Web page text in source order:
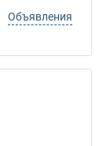
Объявления